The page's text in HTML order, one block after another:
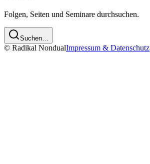
Folgen, Seiten und Seminare durchsuchen.
Suchen…
© Radikal NondualImpressum & Datenschutz